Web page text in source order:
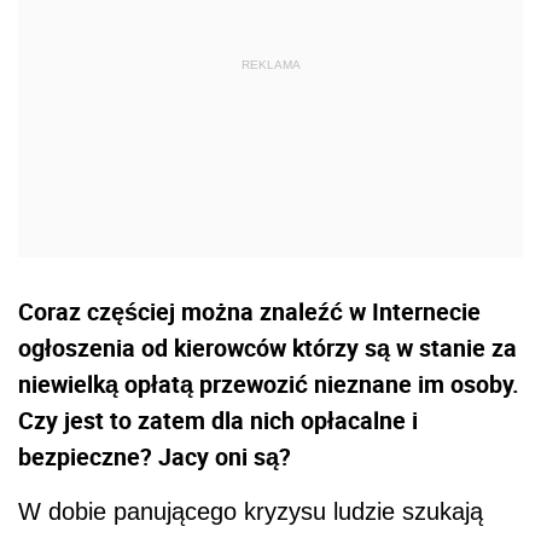
Coraz częściej można znaleźć w Internecie
ogłoszenia od kierowców którzy są w stanie za
niewielką opłatą przewozić nieznane im osoby.
Czy jest to zatem dla nich opłacalne i
bezpieczne? Jacy oni są?
W dobie panującego kryzysu ludzie szukają